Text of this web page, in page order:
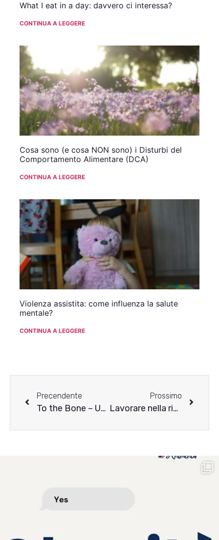
What I eat in a day: davvero ci interessa?
CONTINUA A LEGGERE
Cosa sono (e cosa NON sono) i Disturbi del
Comportamento Alimentare (DCA)
CONTINUA A LEGGERE
Violenza assistita: come influenza la salute
mentale?
CONTINUA A LEGGERE
Precendente
To the Bone – Una riflessione sul film “Fino all’osso”
Prossimo
Lavorare nella ristorazione soffrendo di DCA: sfide e speranze nate dall’esperienza